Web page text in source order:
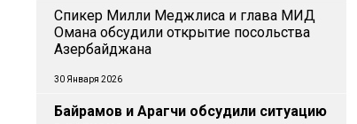
Спикер Милли Меджлиса и глава МИД
Омана обсудили открытие посольства
Азербайджана
30 Января 2026
Байрамов и Арагчи обсудили ситуацию